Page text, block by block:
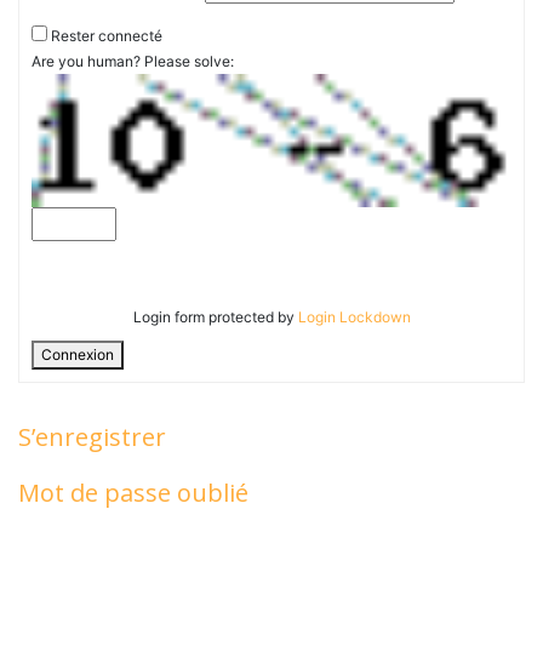
Rester connecté
Are you human? Please solve:
Login form protected by Login Lockdown
Connexion
S’enregistrer
Mot de passe oublié